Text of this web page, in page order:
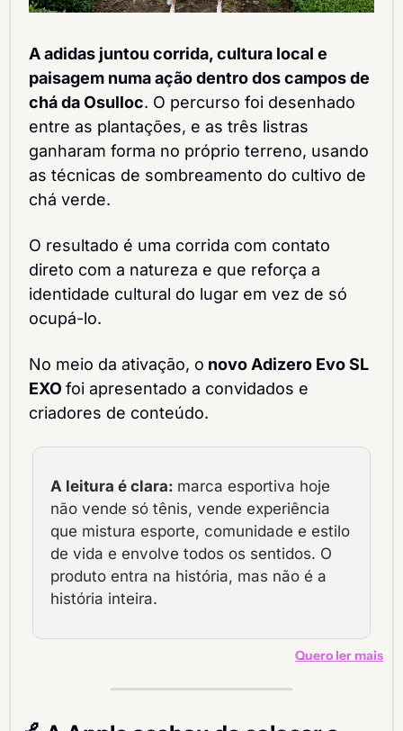
A adidas juntou corrida, cultura local e
paisagem numa ação dentro dos campos de
chá da Osulloc. O percurso foi desenhado
entre as plantações, e as três listras
ganharam forma no próprio terreno, usando
as técnicas de sombreamento do cultivo de
chá verde.
O resultado é uma corrida com contato
direto com a natureza e que reforça a
identidade cultural do lugar em vez de só
ocupá-lo.
No meio da ativação, o novo Adizero Evo SL
EXO foi apresentado a convidados e
criadores de conteúdo.
A leitura é clara: marca esportiva hoje
não vende só tênis, vende experiência
que mistura esporte, comunidade e estilo
de vida e envolve todos os sentidos. O
produto entra na história, mas não é a
história inteira.
Quero ler mais